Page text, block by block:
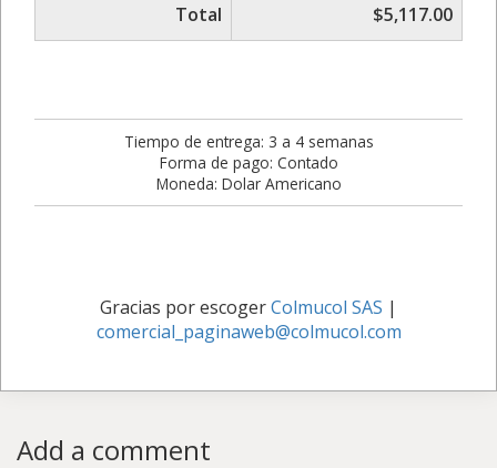
Total
$5,117.00
Tiempo de entrega: 3 a 4 semanas
Forma de pago: Contado
Moneda: Dolar Americano
Gracias por escogerColmucol SAS |
comercial_paginaweb@colmucol.com
Add a comment